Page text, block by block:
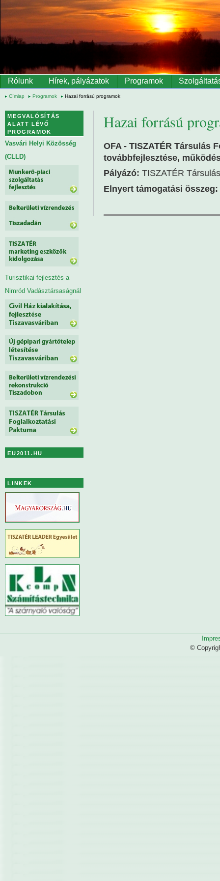
Ugrás a tartalomra
Rólunk Hírek, pályázatok Programok
Címlap Programok Hazai forrású programok
Hazai forrású
OFA - TISZATÉR Társulás
továbbfejlesztése,
Pályázó: TISZATÉR Társulás
Elnyert támogatási összeg:
MEGVALÓSÍTÁS
ALATT LÉVŐ
PROGRAMOK
Vasvári Helyi Közösség
(CLLD)
Turisztikai fejlesztés a
Nimród Vadásztársaságnál
EU2011.HU
LINKEK
©